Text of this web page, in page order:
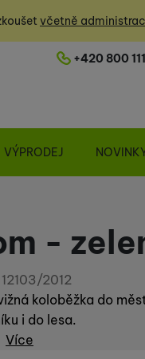
včetně
Telefonní číslo
+420 800 111
VÝPRODEJ
-
12103/2012
koloběžka do
i do lesa.
Více